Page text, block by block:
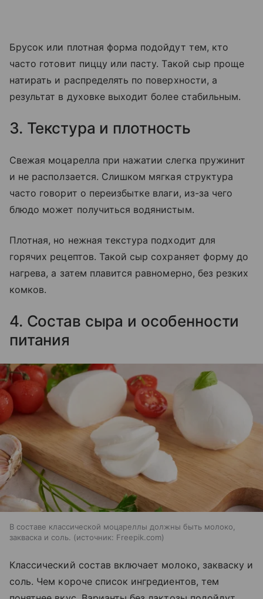
Брусок или плотная форма подойдут тем, кто
часто готовит пиццу или пасту. Такой сыр проще
натирать и распределять по поверхности, а
результат в духовке выходит более стабильным.
3. Текстура и плотность
Свежая моцарелла при нажатии слегка пружинит
и не расползается. Слишком мягкая структура
часто говорит о переизбытке влаги, из-за чего
блюдо может получиться водянистым.
Плотная, но нежная текстура подходит для
горячих рецептов. Такой сыр сохраняет форму до
нагрева, а затем плавится равномерно, без резких
комков.
4. Состав сыра и особенности
питания
В составе классической моцареллы должны быть молоко,
закваска и соль.
источник: Freepik.com
Классический состав включает молоко, закваску и
соль. Чем короче список ингредиентов, тем